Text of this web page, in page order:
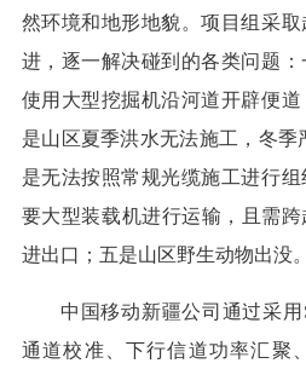
然环境和地形地貌。项目组采
进，逐一解决碰到的各类问题
使用大型挖掘机沿河道开辟便
是山区夏季洪水无法施工，冬季
是无法按照常规光缆施工进行
要大型装载机进行运输，且需
进出口；五是山区野生动物出没。
中国移动新疆公司通过采
通道校准、下行信道功率汇聚